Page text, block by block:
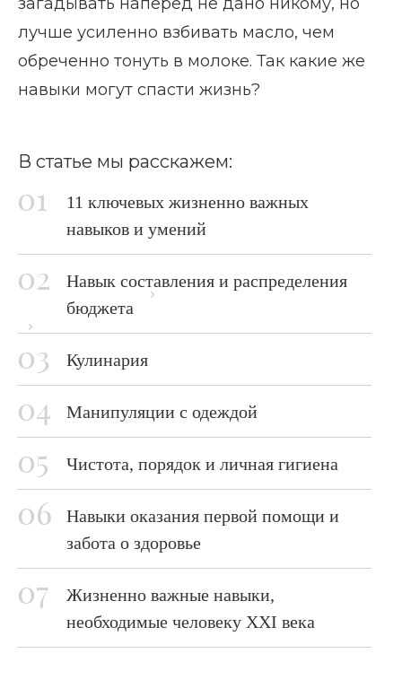
Главная страница
лучше усиленно взбивать масло, чем
обреченно тонуть в молоке. Так какие же
навыки могут спасти жизнь?
В статье мы расскажем:
11 ключевых жизненно важных
навыков и умений
Навык составления и распределения
бюджета
Кулинария
Манипуляции с одеждой
Чистота, порядок и личная гигиена
Навыки оказания первой помощи и
забота о здоровье
Жизненно важные навыки,
необходимые человеку XXI века